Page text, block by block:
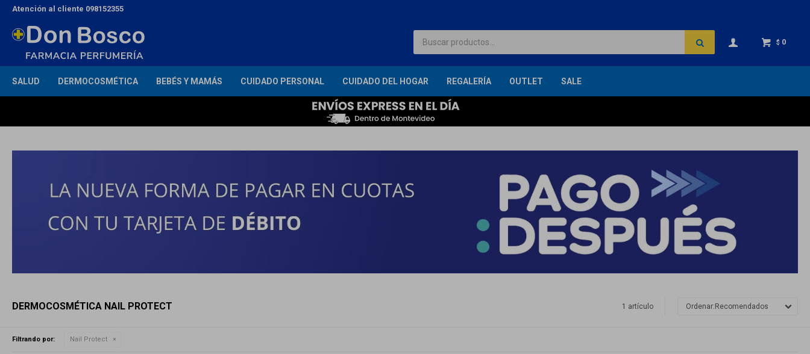
SALUD DERMOCOSMÉTICA BEBÉS Y MAMÁS CUIDADO PERSONAL CUIDADO DEL HOGAR REGALERÍA OUTLET SALE
$ 0
Atención al cliente 098152355
DERMOCOSMÉTICA NAIL PROTECT 1 artículo Recomendados
Filtrando por: Nail Protect